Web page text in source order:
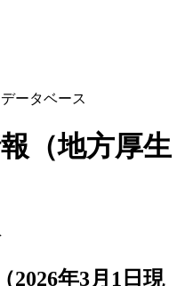
ータベース
（地方厚生
年3月1日現